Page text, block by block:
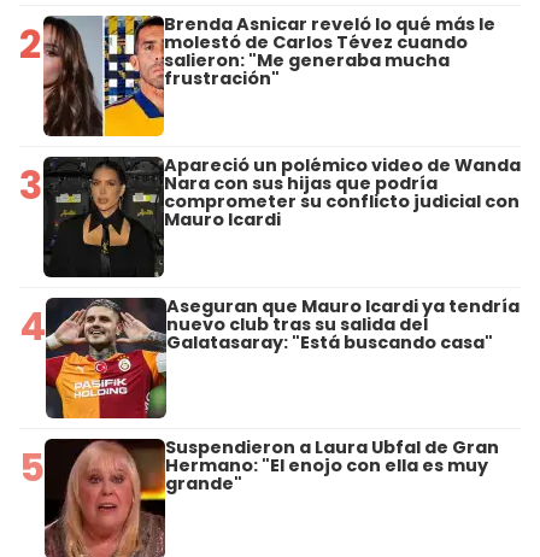
2 Brenda Asnicar reveló lo qué más le
molestó de Carlos Tévez cuando
salieron: "Me generaba mucha
frustración"
3 Apareció un polémico video de Wanda
Nara con sus hijas que podría
comprometer su conflicto judicial con
Mauro Icardi
4 Aseguran que Mauro Icardi ya tendría
nuevo club tras su salida del
Galatasaray: "Está buscando casa"
5 Suspendieron a Laura Ubfal de Gran
Hermano: "El enojo con ella es muy
grande"